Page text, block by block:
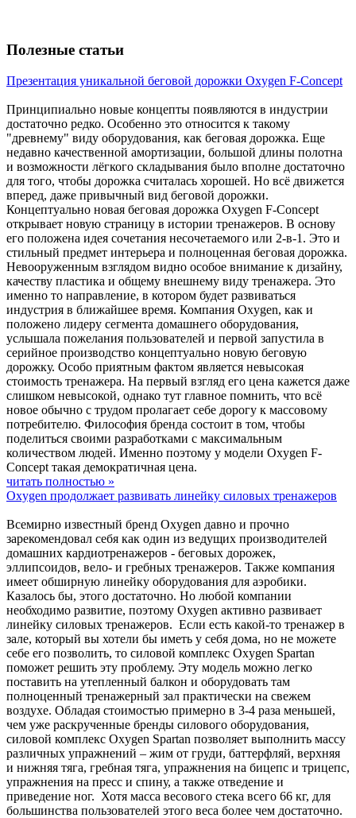
Полезные статьи
Презентация уникальной беговой дорожки Oxygen F-Concept
Принципиально новые концепты появляются в индустрии
достаточно редко. Особенно это относится к такому
"древнему" виду оборудования, как беговая дорожка. Еще
недавно качественной амортизации, большой длины полотна
и возможности лёгкого складывания было вполне достаточно
для того, чтобы дорожка считалась хорошей. Но всё движется
вперед, даже привычный вид беговой дорожки.
Концептуально новая беговая дорожка Oxygen F-Concept
открывает новую страницу в истории тренажеров. В основу
его положена идея сочетания несочетаемого или 2-в-1. Это и
стильный предмет интерьера и полноценная беговая дорожка.
Невооруженным взглядом видно особое внимание к дизайну,
качеству пластика и общему внешнему виду тренажера. Это
именно то направление, в котором будет развиваться
индустрия в ближайшее время. Компания Oxygen, как и
положено лидеру сегмента домашнего оборудования,
услышала пожелания пользователей и первой запустила в
серийное производство концептуально новую беговую
дорожку. Особо приятным фактом является невысокая
стоимость тренажера. На первый взгляд его цена кажется даже
слишком невысокой, однако тут главное помнить, что всё
новое обычно с трудом пролагает себе дорогу к массовому
потребителю. Философия бренда состоит в том, чтобы
поделиться своими разработками с максимальным
количеством людей. Именно поэтому у модели Oxygen F-
Concept такая демократичная цена.
читать полностью »
Oxygen продолжает развивать линейку силовых тренажеров
Всемирно известный бренд Oxygen давно и прочно
зарекомендовал себя как один из ведущих производителей
домашних кардиотренажеров - беговых дорожек,
эллипсоидов, вело- и гребных тренажеров. Также компания
имеет обширную линейку оборудования для аэробики.
Казалось бы, этого достаточно. Но любой компании
необходимо развитие, поэтому Oxygen активно развивает
линейку силовых тренажеров. Если есть какой-то тренажер в
зале, который вы хотели бы иметь у себя дома, но не можете
себе его позволить, то силовой комплекс Oxygen Spartan
поможет решить эту проблему. Эту модель можно легко
поставить на утепленный балкон и оборудовать там
полноценный тренажерный зал практически на свежем
воздухе. Обладая стоимостью примерно в 3-4 раза меньшей,
чем уже раскрученные бренды силового оборудования,
силовой комплекс Oxygen Spartan позволяет выполнить массу
различных упражнений – жим от груди, баттерфляй, верхняя
и нижняя тяга, гребная тяга, упражнения на бицепс и трицепс,
упражнения на пресс и спину, а также отведение и
приведение ног. Хотя масса весового стека всего 66 кг, для
большинства пользователей этого веса более чем достаточно.